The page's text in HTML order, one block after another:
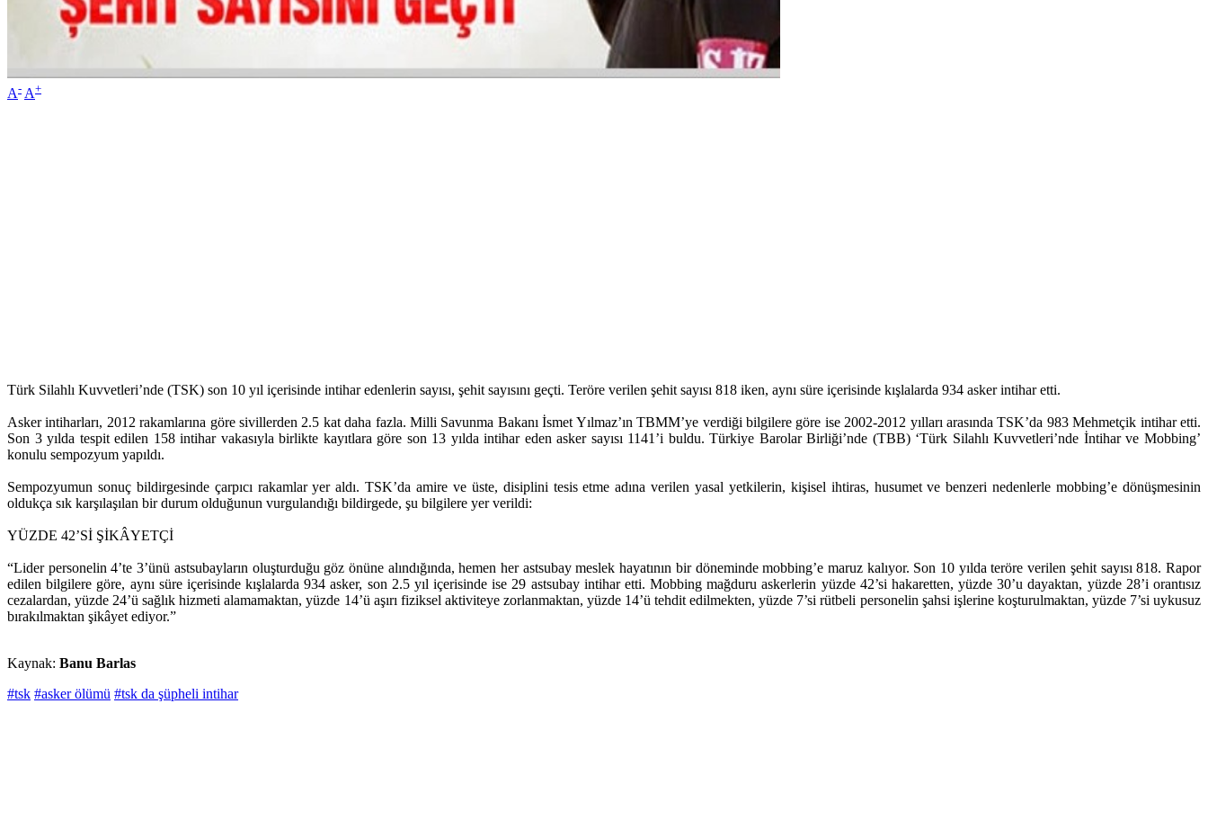
A- A+
Türk Silahlı Kuvvetleri’nde (TSK) son 10 yıl içerisinde intihar edenlerin sayısı, şehit sayısını geçti. Teröre verilen şehit sayısı 818 iken, aynı süre içerisinde kışlalarda 934 asker intihar etti.
Asker intiharları, 2012 rakamlarına göre sivillerden 2.5 kat daha fazla. Milli Savunma Bakanı İsmet Yılmaz’ın TBMM’ye verdiği bilgilere göre ise 2002-2012 yılları arasında TSK’da 983 Mehmetçik intihar etti.
Son 3 yılda tespit edilen 158 intihar vakasıyla birlikte kayıtlara göre son 13 yılda intihar eden asker sayısı 1141’i buldu. Türkiye Barolar Birliği’nde (TBB) ‘Türk Silahlı Kuvvetleri’nde İntihar ve Mobbing’
konulu sempozyum yapıldı.
Sempozyumun sonuç bildirgesinde çarpıcı rakamlar yer aldı. TSK’da amire ve üste, disiplini tesis etme adına verilen yasal yetkilerin, kişisel ihtiras, husumet ve benzeri nedenlerle mobbing’e dönüşmesinin
oldukça sık karşılaşılan bir durum olduğunun vurgulandığı bildirgede, şu bilgilere yer verildi:
YÜZDE 42’Sİ ŞİKÂYETÇİ
“Lider personelin 4’te 3’ünü astsubayların oluşturduğu göz önüne alındığında, hemen her astsubay meslek hayatının bir döneminde mobbing’e maruz kalıyor. Son 10 yılda teröre verilen şehit sayısı 818. Rapor
edilen bilgilere göre, aynı süre içerisinde kışlalarda 934 asker, son 2.5 yıl içerisinde ise 29 astsubay intihar etti. Mobbing mağduru askerlerin yüzde 42’si hakaretten, yüzde 30’u dayaktan, yüzde 28’i orantısız
cezalardan, yüzde 24’ü sağlık hizmeti alamamaktan, yüzde 14’ü aşırı fiziksel aktiviteye zorlanmaktan, yüzde 14’ü tehdit edilmekten, yüzde 7’si rütbeli personelin şahsi işlerine koşturulmaktan, yüzde 7’si uykusuz
bırakılmaktan şikâyet ediyor.”
Kaynak: Banu Barlas
#tsk #asker ölümü #tsk da şüpheli intihar